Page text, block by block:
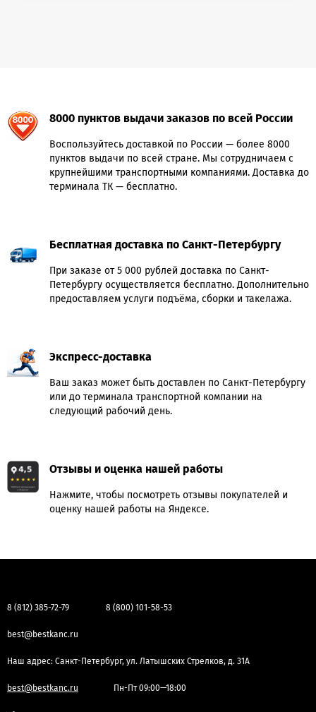
8000 пунктов выдачи заказов по всей России
Воспользуйтесь доставкой по России — более 8000
пунктов выдачи по всей стране. Мы сотрудничаем с
крупнейшими транспортными компаниями. Доставка до
терминала ТК — бесплатно.
Бесплатная доставка по Санкт-Петербургу
При заказе от 5 000 рублей доставка по Санкт-
Петербургу осуществляется бесплатно. Дополнительно
предоставляем услуги подъёма, сборки и такелажа.
Экспресс-доставка
Ваш заказ может быть доставлен по Санкт-Петербургу
или до терминала транспортной компании на
следующий рабочий день.
Отзывы и оценка нашей работы
Нажмите, чтобы посмотреть отзывы покупателей и
оценку нашей работы на Яндексе.
8 (812) 385-72-79 8 (800) 101-58-53
best@bestkanc.ru
Наш адрес: Санкт-Петербург, ул. Латышских Стрелков, д. 31А
best@bestkanc.ru Пн-Пт 09:00—18:00